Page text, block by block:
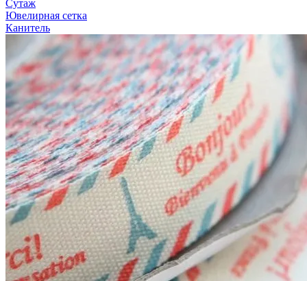
Сутаж
Ювелирная сетка
Канитель